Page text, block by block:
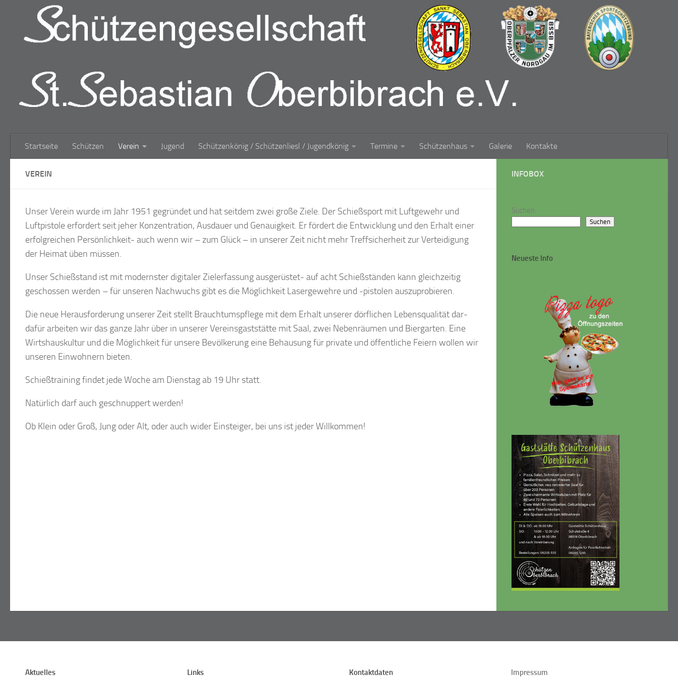
Zum Inhalt springen
Startseite Schützen Verein Jugend Schützenkönig / Schützenliesl / Jugendkönig Termine Schützenhaus Galerie Kontakte
VEREIN
Unser Verein wurde im Jahr 1951 gegründet und hat seitdem zwei große Ziele. Der Schießsport mit Luftgewehr und
Luftpistole erfordert seit jeher Konzentration, Ausdauer und Genauigkeit. Er fördert die Entwicklung und den Erhalt einer
erfolgreichen Persönlichkeit- auch wenn wir – zum Glück – in unserer Zeit nicht mehr Treffsicherheit zur Verteidigung
der Heimat üben müssen.
Unser Schießstand ist mit modernster digitaler Zielerfassung ausgerüstet- auf acht Schießständen kann gleichzeitig
geschossen werden – für unseren Nachwuchs gibt es die Möglichkeit Lasergewehre und -pistolen auszuprobieren.
Die neue Herausforderung unserer Zeit stellt Brauchtumspflege mit dem Erhalt unserer dörflichen Lebensqualität dar-
dafür arbeiten wir das ganze Jahr über in unserer Vereinsgaststätte mit Saal, zwei Nebenräumen und Biergarten. Eine
Wirtshauskultur und die Möglichkeit für unsere Bevölkerung eine Behausung für private und öffentliche Feiern wollen wir
unseren Einwohnern bieten.
Schießtraining findet jede Woche am Dienstag ab 19 Uhr statt.
Natürlich darf auch geschnuppert werden!
Ob Klein oder Groß, Jung oder Alt, oder auch wider Einsteiger, bei uns ist jeder Willkommen!
INFOBOX
Suchen
Suchen
Neueste Info
Aktuelles Links Kontaktdaten Impressum